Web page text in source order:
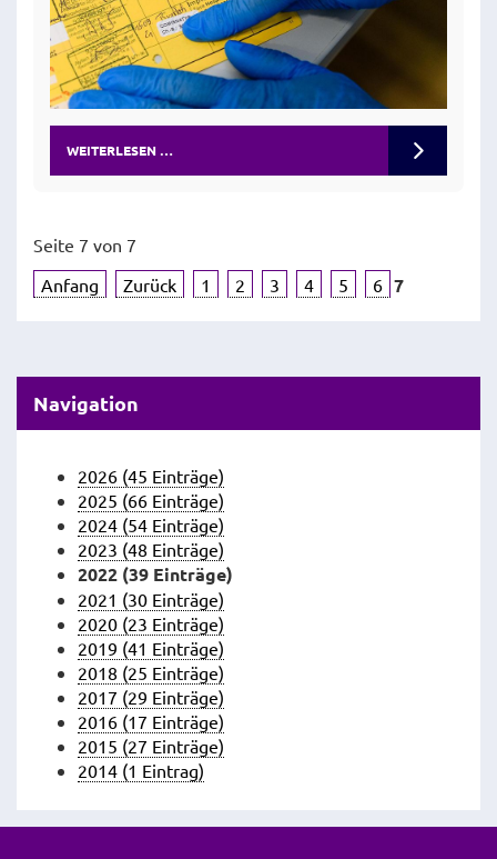
WEITERLESEN …
Seite 7 von 7
Anfang
Zurück 1 2 3 4 5 6 7
Navigation
2026 (45 Einträge)
2025 (66 Einträge)
2024 (54 Einträge)
2023 (48 Einträge)
2022 (39 Einträge)
2021 (30 Einträge)
2020 (23 Einträge)
2019 (41 Einträge)
2018 (25 Einträge)
2017 (29 Einträge)
2016 (17 Einträge)
2015 (27 Einträge)
2014 (1 Eintrag)